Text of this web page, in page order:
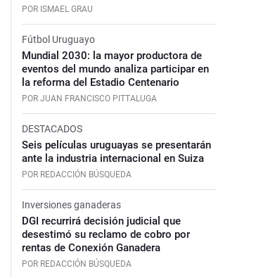
POR ISMAEL GRAU
Fútbol Uruguayo
Mundial 2030: la mayor productora de
eventos del mundo analiza participar en
la reforma del Estadio Centenario
POR JUAN FRANCISCO PITTALUGA
DESTACADOS
Seis películas uruguayas se presentarán
ante la industria internacional en Suiza
POR REDACCIÓN BÚSQUEDA
Inversiones ganaderas
DGI recurrirá decisión judicial que
desestimó su reclamo de cobro por
rentas de Conexión Ganadera
POR REDACCIÓN BÚSQUEDA